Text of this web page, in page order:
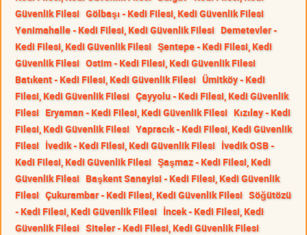
Güvenlik Filesi Gölbaşı - Kedi Filesi, Kedi Güvenlik Filesi
Yenimahalle - Kedi Filesi, Kedi Güvenlik Filesi Demetevler -
Kedi Filesi, Kedi Güvenlik Filesi Şentepe - Kedi Filesi, Kedi
Güvenlik Filesi Ostim - Kedi Filesi, Kedi Güvenlik Filesi
Batıkent - Kedi Filesi, Kedi Güvenlik Filesi Ümitköy - Kedi
Filesi, Kedi Güvenlik Filesi Çayyolu - Kedi Filesi, Kedi Güvenlik
Filesi Eryaman - Kedi Filesi, Kedi Güvenlik Filesi Kızılay - Kedi
Filesi, Kedi Güvenlik Filesi Yapracık - Kedi Filesi, Kedi Güvenlik
Filesi İvedik - Kedi Filesi, Kedi Güvenlik Filesi İvedik OSB -
Kedi Filesi, Kedi Güvenlik Filesi Şaşmaz - Kedi Filesi, Kedi
Güvenlik Filesi Başkent Sanayisi - Kedi Filesi, Kedi Güvenlik
Filesi Çukurambar - Kedi Filesi, Kedi Güvenlik Filesi Söğütözü
- Kedi Filesi, Kedi Güvenlik Filesi İncek - Kedi Filesi, Kedi
Güvenlik Filesi Siteler - Kedi Filesi, Kedi Güvenlik Filesi